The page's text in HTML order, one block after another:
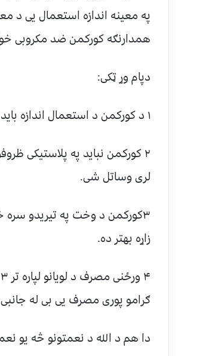
په معینه اندازه استعمال یی
همدارنګه کورکمن ضد مکروبی
دپام وړ ټکی:
۱ د کورکمن د استعمال اندازه باید مراعات شی.
۲ کورکمن نباید په پلاستیکی
لری وساتل شی.
۳کورکمن د وخت په تیریدو
زاړه بهتر ده.
ګرامو پوری مصرف یی بی له
دا هم د الله د نعمتونو څه یو